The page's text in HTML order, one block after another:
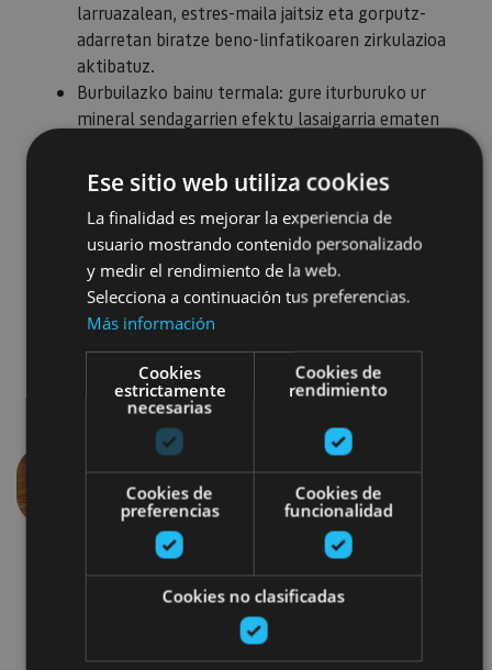
larruazalean, estres-maila jaitsiz eta gorputz-
adarretan biratze beno-linfatikoaren zirkulazioa
aktibatuz.
Burbuilazko bainu termala: gure iturburuko ur
mineral sendagarrien efektu lasaigarria ematen
immunitarioa estimulatzen du.
Egonean egoteko saioa, berotutako harrizko
besaulkietan.
Ese sitio web utiliza cookies
La finalidad es mejorar la experiencia de
usuario mostrando contenido personalizado
y medir el rendimiento de la web.
Selecciona a continuación tus preferencias.
Más información
Cookies
estrictamente
necesarias
Cookies de
rendimiento
Cookies de
preferencias
Cookies de
funcionalidad
Cookies no clasificadas